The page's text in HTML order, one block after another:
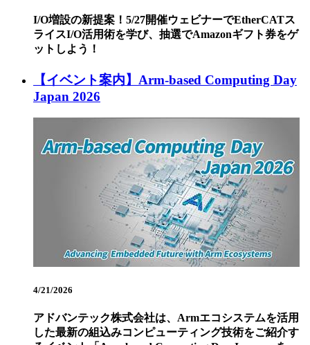
I/O増設の新提案！5/27開催ウェビナーでEtherCATス
ライスI/O活用術を学び、抽選でAmazonギフト券をゲ
ットしよう！
【イベント案内】Arm-based Computing Day
Japan 2026
4/21/2026
アドバンテック株式会社は、Armエコシステムを活用
した最新の組込みコンピューティング技術をご紹介す